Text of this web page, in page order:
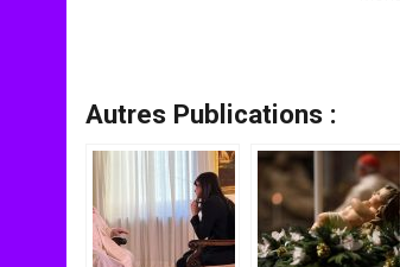
Autres Publications :